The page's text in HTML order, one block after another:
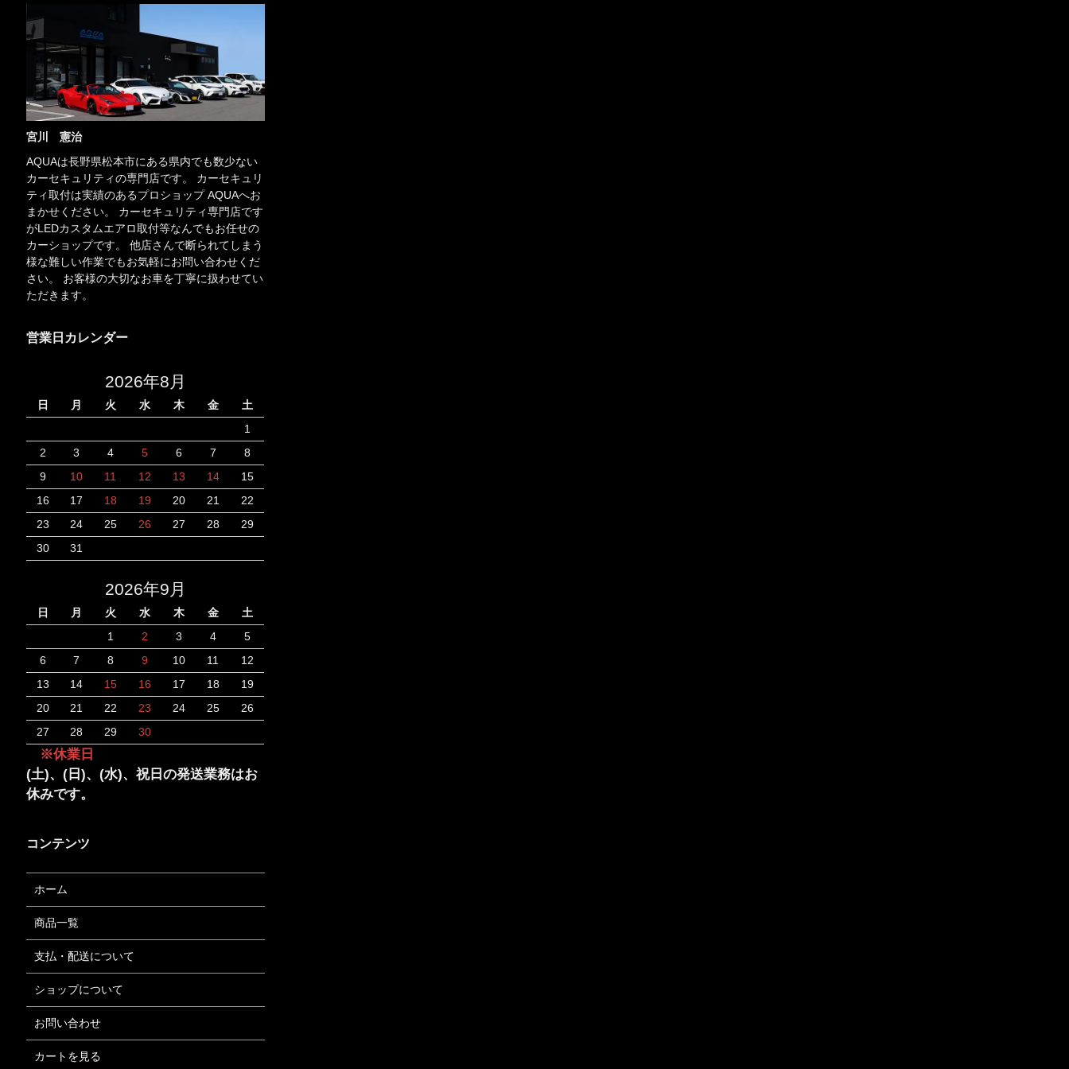
宮川 憲治
AQUAは長野県松本市にある県内でも数少ない
カーセキュリティの専門店です。 カーセキュリ
ティ取付は実績のあるプロショップ AQUAへお
まかせください。 カーセキュリティ専門店です
がLEDカスタムエアロ取付等なんでもお任せの
カーショップです。 他店さんで断られてしまう
様な難しい作業でもお気軽にお問い合わせくだ
さい。 お客様の大切なお車を丁寧に扱わせてい
ただきます。
営業日カレンダー
2026年8月
日 月 火 水 木 金
土
1
2
3 4 5 6 7
8
9
10 11 12 13 14
15
16
17 18 19 20 21
22
23
24 25 26 27 28
29
30
31
2026年9月
日 月 火 水 木 金
土
1
2 3 4
5
6
7 8 9 10 11
12
13
14 15 16 17 18
19
20
21 22 23 24 25
26
27
28 29 30
※休業日
(土)、(日)、(水)、祝日の発送業務はお
休みです。
コンテンツ
ホーム
商品一覧
支払・配送について
ショップについて
お問い合わせ
カートを見る